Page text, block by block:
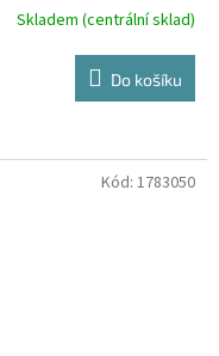
Skladem (centrální sklad)
Do košíku
Kód: 1783050